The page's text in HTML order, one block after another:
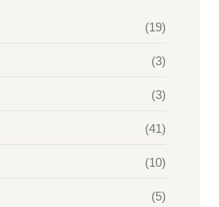
(19)
(3)
(3)
(41)
(10)
(5)